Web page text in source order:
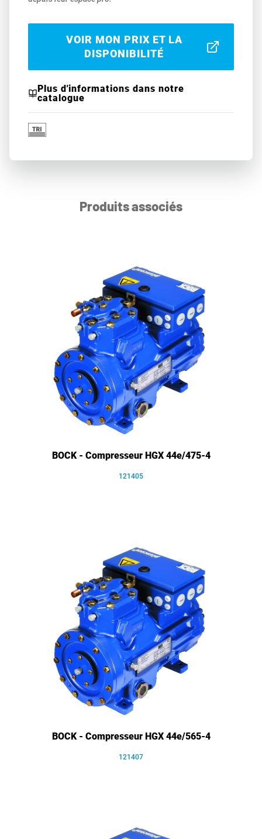
VOIR MON PRIX ET LA
DISPONIBILITÉ
Plus d'informations dans notre
catalogue
Produits associés
BOCK - Compresseur HGX 44e/475-4
121405
BOCK - Compresseur HGX 44e/565-4
121407